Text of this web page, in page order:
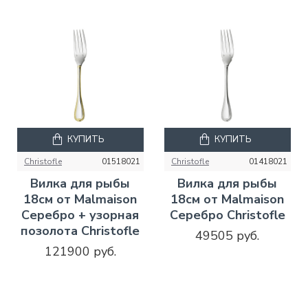
Christofle 01518021
Вилка для рыбы
18см от Malmaison
Серебро + узорная
позолота Christofle
121900 руб.
КУПИТЬ
Christofle 01418021
Вилка для рыбы
18см от Malmaison
Серебро Christofle
49505 руб.
КУПИТЬ